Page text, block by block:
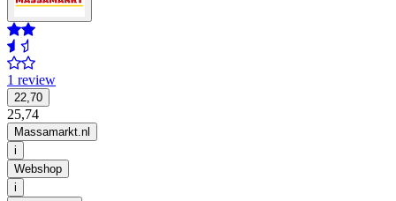
1 review
22,70
25,74
Massamarkt.nl
i
Webshop
i